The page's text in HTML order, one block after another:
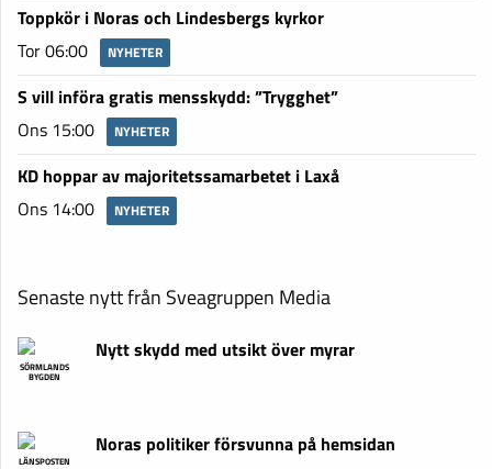
Toppkör i Noras och Lindesbergs kyrkor
Tor 06:00
NYHETER
S vill införa gratis mensskydd: ”Trygghet”
Ons 15:00
NYHETER
KD hoppar av majoritetssamarbetet i Laxå
Ons 14:00
NYHETER
Senaste nytt från Sveagruppen Media
SÖRMLANDS
BYGDEN
Nytt skydd med utsikt över myrar
LÄNSPOSTEN
Noras politiker försvunna på hemsidan